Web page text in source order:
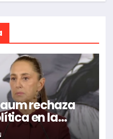
rechaza
en la
Aguirre